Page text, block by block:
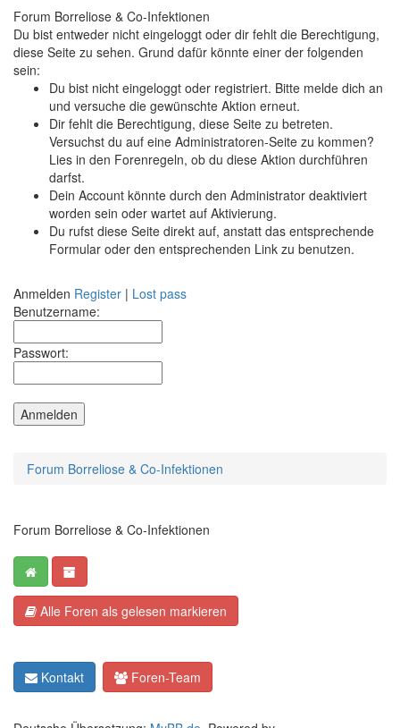
Forum Borreliose & Co-Infektionen
Du bist entweder nicht eingeloggt oder dir fehlt die Berechtigung,
diese Seite zu sehen. Grund dafür könnte einer der folgenden
sein:
Du bist nicht eingeloggt oder registriert. Bitte melde dich an
und versuche die gewünschte Aktion erneut.
Dir fehlt die Berechtigung, diese Seite zu betreten.
Versuchst du auf eine Administratoren-Seite zu kommen?
Lies in den Forenregeln, ob du diese Aktion durchführen
darfst.
Dein Account könnte durch den Administrator deaktiviert
worden sein oder wartet auf Aktivierung.
Du rufst diese Seite direkt auf, anstatt das entsprechende
Formular oder den entsprechenden Link zu benutzen.
Anmelden Register | Lost pass
Benutzername:
Passwort:
Forum Borreliose & Co-Infektionen
Forum Borreliose & Co-Infektionen
Alle Foren als gelesen markieren
Kontakt Foren-Team